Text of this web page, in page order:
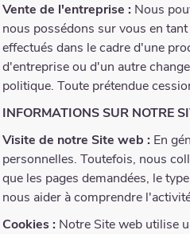
Vente de l'entreprise : Nous
nous possédons sur vous en
effectués dans le cadre d'une
d'entreprise ou d'un autre
politique. Toute prétendue
INFORMATIONS SUR NOTRE
Visite de notre Site web : En
personnelles. Toutefois, nous
que les pages demandées, le
nous aider à comprendre
Cookies : Notre Site web utilise